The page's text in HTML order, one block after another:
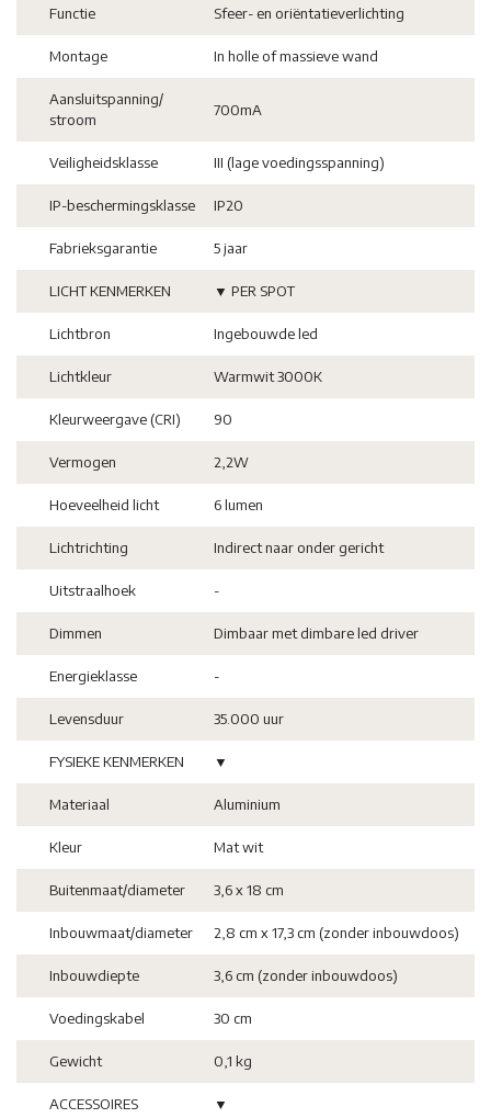
Functie Sfeer- en oriëntatieverlichting
Montage In holle of massieve wand
Aansluitspanning/
stroom
700mA
Veiligheidsklasse III (lage voedingsspanning)
IP-beschermingsklasse IP20
Fabrieksgarantie 5 jaar
LICHT KENMERKEN ▼ PER SPOT
Lichtbron Ingebouwde led
Lichtkleur Warmwit 3000K
Kleurweergave (CRI) 90
Vermogen 2,2W
Hoeveelheid licht 6 lumen
Lichtrichting Indirect naar onder gericht
Uitstraalhoek -
Dimmen Dimbaar met dimbare led driver
Energieklasse -
Levensduur 35.000 uur
FYSIEKE KENMERKEN ▼
Materiaal Aluminium
Kleur Mat wit
Buitenmaat/diameter 3,6 x 18 cm
Inbouwmaat/diameter 2,8 cm x 17,3 cm (zonder inbouwdoos)
Inbouwdiepte 3,6 cm (zonder inbouwdoos)
Voedingskabel 30 cm
Gewicht 0,1 kg
ACCESSOIRES ▼